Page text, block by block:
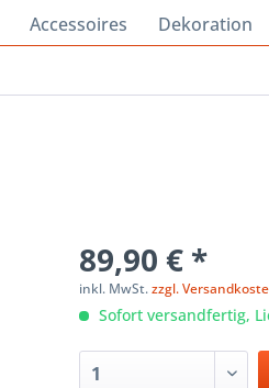
Accessoires Dekoration
89,90 € *
inkl. MwSt.zzgl.
Sofort versandfertig,